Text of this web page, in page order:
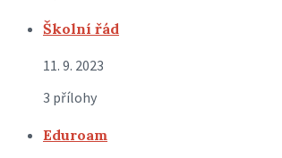
Školní řád
11. 9. 2023
3 přílohy
Eduroam